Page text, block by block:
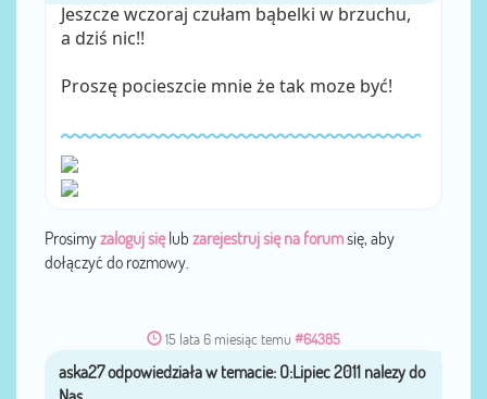
Jeszcze wczoraj czułam bąbelki w brzuchu,
a dziś nic!!
Proszę pocieszcie mnie że tak moze być!
Prosimyzaloguj sięlub zarejestruj się na forumsię, aby
dołączyć do rozmowy.
15 lata 6 miesiąc temu #64385
przezaska27